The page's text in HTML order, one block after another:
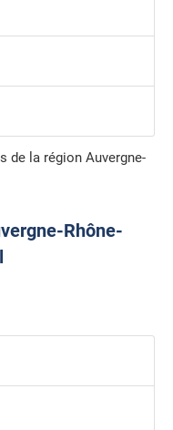
de la région Auvergne-
Rhône-